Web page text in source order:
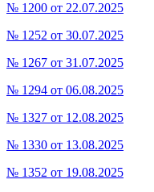
№ 1200 от 22.07.2025
№ 1252 от 30.07.2025
№ 1267 от 31.07.2025
№ 1294 от 06.08.2025
№ 1327 от 12.08.2025
№ 1330 от 13.08.2025
№ 1352 от 19.08.2025